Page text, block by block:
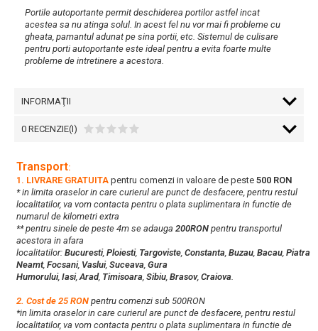
Portile autoportante permit deschiderea portilor astfel incat
acestea sa nu atinga solul. In acest fel nu vor mai fi probleme cu
gheata, pamantul adunat pe sina portii, etc. Sistemul de culisare
pentru porti autoportante este ideal pentru a evita foarte multe
probleme de intretinere a acestora.
INFORMAŢII
0 RECENZIE(I)
Transport:
1. LIVRARE GRATUITA pentru comenzi in valoare de peste 500 RON
* in limita oraselor in care curierul are punct de desfacere, pentru restul
localitatilor, va vom contacta pentru o plata suplimentara in functie de
numarul de kilometri extra
** pentru sinele de peste 4m se adauga 200RON pentru transportul
acestora in afara
localitatilor: Bucuresti, Ploiesti, Targoviste, Constanta, Buzau, Bacau, Piatra
Neamt, Focsani, Vaslui, Suceava, Gura
Humorului, Iasi,Arad, Timisoara, Sibiu, Brasov, Craiova.
2. Cost de 25 RON pentru comenzi sub 500RON
*in limita oraselor in care curierul are punct de desfacere, pentru restul
localitatilor, va vom contacta pentru o plata suplimentara in functie de